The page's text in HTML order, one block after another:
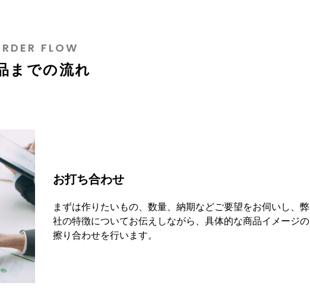
FLOW
までの流れ
お打ち合わせ
まずは作りたいもの、数量、納期などご要望をお伺いし、弊
社の特徴についてお伝えしながら、具体的な商品イメージの
擦り合わせを行います。